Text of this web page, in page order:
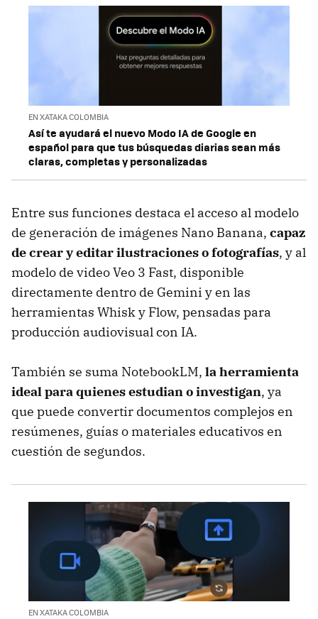
EN XATAKA COLOMBIA
Así te ayudará el nuevo Modo IA de Google en
español para que tus búsquedas diarias sean más
claras, completas y personalizadas
Entre sus funciones destaca el acceso al modelo
de generación de imágenes Nano Banana, capaz
de crear y editar ilustraciones o fotografías, y al
modelo de video Veo 3 Fast, disponible
directamente dentro de Gemini y en las
herramientas Whisk y Flow, pensadas para
producción audiovisual con IA.
También se suma NotebookLM, la herramienta
ideal para quienes estudian o investigan, ya
que puede convertir documentos complejos en
resúmenes, guías o materiales educativos en
cuestión de segundos.
EN XATAKA COLOMBIA